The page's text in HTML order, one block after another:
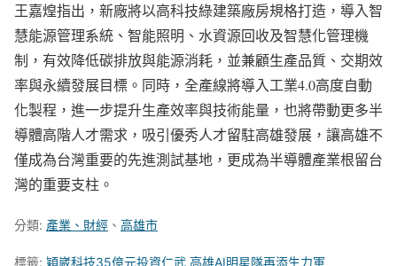
王嘉煌指出，新廠將以高科技綠建築廠房規格打造，導入智
慧能源管理系統、智能照明、水資源回收及智慧化管理機
制，有效降低碳排放與能源消耗，並兼顧生產品質、交期效
率與永續發展目標。同時，全產線將導入工業4.0高度自動
化製程，進一步提升生產效率與技術能量，也將帶動更多半
導體高階人才需求，吸引優秀人才留駐高雄發展，讓高雄不
僅成為台灣重要的先進測試基地，更成為半導體產業根留台
灣的重要支柱。
分類: 產業、財經 、 高雄市
標籤: 穎崴科技35億元投資仁武 高雄AI明星隊再添生力軍